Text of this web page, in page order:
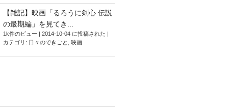
【雑記】映画「るろうに剣心 伝説
の最期編」を見てき...
1k件のビュー | 2014-10-04 に投稿された |
カテゴリ: 日々のできごと 映画